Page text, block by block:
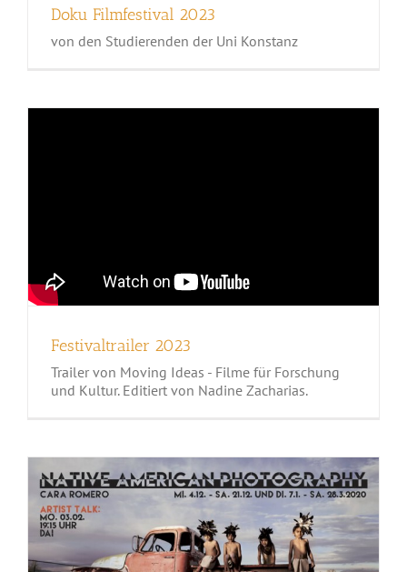
Doku Filmfestival 2023
von den Studierenden der Uni Konstanz
Festivaltrailer 2023
Trailer von Moving Ideas - Filme für Forschung
und Kultur. Editiert von Nadine Zacharias.
Artist Talk mit Cara Romero